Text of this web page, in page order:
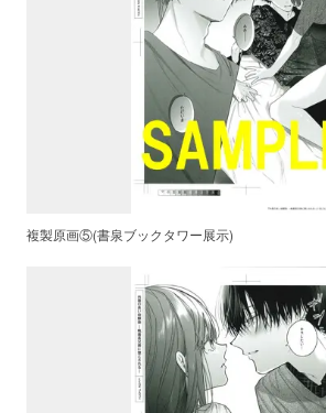
複製原画⑤(書泉ブックタワー展示)